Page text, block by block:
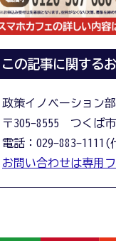
この記事に関する
政策イノベーション
〒305-8555 つくば
電話：029-883-
お問い合わせは専用